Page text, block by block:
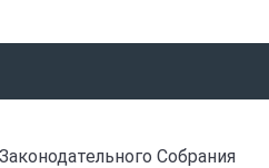
Собрания